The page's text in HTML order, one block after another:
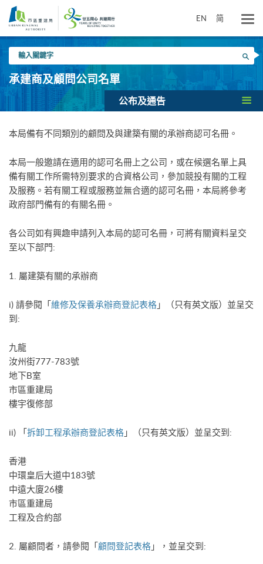
要
EN 简
入
關
鍵
搜尋
承建商及顧問公司名單
公布及通告
本局備有不同類別的顧問及與建築有關的承辦商認可名冊。
本局一般邀請在適用的認可名冊上之公司，或在候選名單上具
備有關工作所需特別要求的合資格公司，參加競投有關的工程
及服務。若有關工程或服務並無合適的認可名冊，本局將參考
政府部門備有的有關名冊。
各公司如有興趣申請列入本局的認可名冊，可將有關資料呈交
至以下部門:
1. 屬建築有關的承辦商
i) 請參閱「維修及保養承辦商登記表格 」（只有英文版）並呈交
到:
九龍
汝州街777-783號
地下B室
市區重建局
樓宇復修部
ii) 「拆卸工程承辦商登記表格 」（只有英文版）並呈交到:
香港
中環皇后大道中183號
中遠大廈26樓
市區重建局
工程及合約部
2. 屬顧問者，請參閱「顧問登記表格 」，並呈交到: